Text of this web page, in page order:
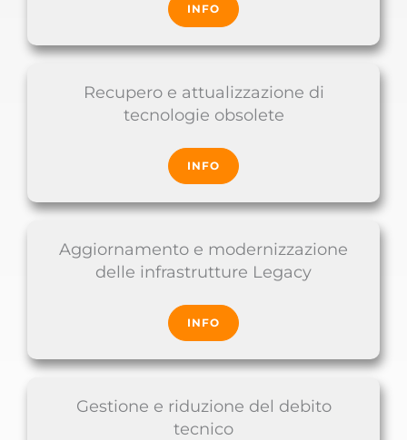
INFO
Recupero e attualizzazione di
tecnologie obsolete
INFO
Aggiornamento e modernizzazione
delle infrastrutture Legacy
INFO
Gestione e riduzione del debito
tecnico